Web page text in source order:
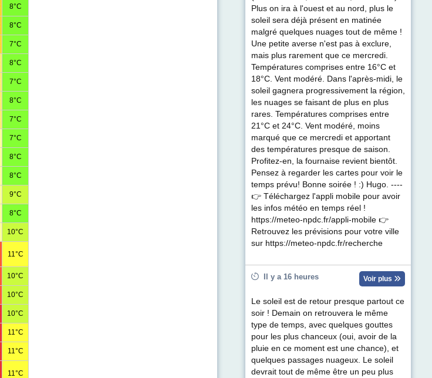
8°C
8°C
7°C
8°C
7°C
8°C
7°C
7°C
8°C
8°C
9°C
8°C
10°C
11°C
10°C
10°C
10°C
11°C
11°C
11°C
Plus on ira à l'ouest et au nord, plus le
soleil sera déjà présent en matinée
malgré quelques nuages tout de même !
Une petite averse n'est pas à exclure,
mais plus rarement que ce mercredi.
Températures comprises entre 16°C et
18°C. Vent modéré. Dans l'après-midi, le
soleil gagnera progressivement la région,
les nuages se faisant de plus en plus
rares. Températures comprises entre
21°C et 24°C. Vent modéré, moins
marqué que ce mercredi et apportant
des températures presque de saison.
Profitez-en, la fournaise revient bientôt.
Pensez à regarder les cartes pour voir le
temps prévu! Bonne soirée ! :) Hugo. ----
👉 Téléchargez l'appli mobile pour avoir
les infos météo en temps réel !
https://meteo-npdc.fr/appli-mobile 👉
Retrouvez les prévisions pour votre ville
sur https://meteo-npdc.fr/recherche
Il y a 16 heures Voir plus
Le soleil est de retour presque partout ce
soir ! Demain on retrouvera le même
type de temps, avec quelques gouttes
pour les plus chanceux (oui, avoir de la
pluie en ce moment est une chance), et
quelques passages nuageux. Le soleil
devrait tout de même être un peu plus